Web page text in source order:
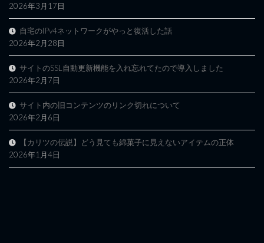
2026年3月17日
自宅のIPv4ネットワークがやっと復活した話
2026年2月28日
サイトのSSL自動更新機能を入れ忘れてたので導入しました
2026年2月7日
サイト内の旧コンテンツのリンク切れについて
2026年2月6日
【カリツの伝説】どう見ても綿菓子に見えないアイテムの正体
2026年1月4日